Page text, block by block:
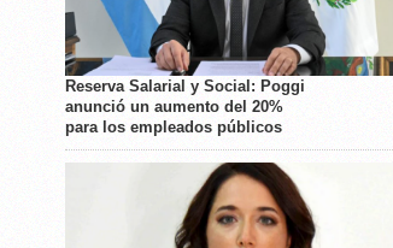
Reserva Salarial y Social: Poggi
anunció un aumento del 20%
para los empleados públicos